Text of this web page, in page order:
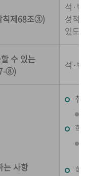
칙제68조③)
석·박
성적
있도
수 있는
⑧)
석·박
는 사항
취
학
학